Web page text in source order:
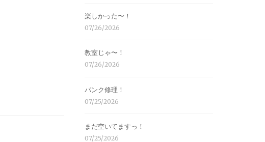
楽しかった〜！
07/26/2026
教室じゃ〜！
07/26/2026
パンク修理！
07/25/2026
まだ空いてますっ！
07/25/2026